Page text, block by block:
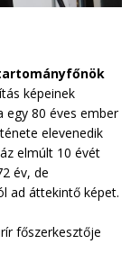
képeinek
80 éves ember
elevenedik
elmúlt 10 évét
év, de
ad áttekintő képet.
főszerkesztője